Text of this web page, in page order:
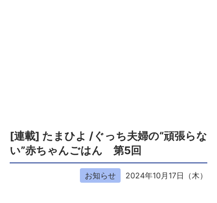
[連載] たまひよ /ぐっち夫婦の“頑張らな
い”赤ちゃんごはん 第5回
お知らせ 2024年10月17日（木）